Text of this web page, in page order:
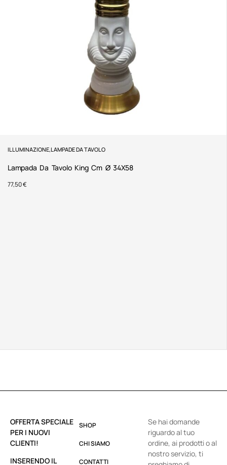
ILLUMINAZIONE,LAMPADE DA TAVOLO
Lampada Da Tavolo King Cm Ø 34X58
77,50€
OFFERTA SPECIALE
PER I NUOVI
CLIENTI!
INSERENDO IL
SHOP
CHI SIAMO
CONTATTI
Se hai domande
riguardo al tuo
ordine, ai prodotti o al
nostro servizio, ti